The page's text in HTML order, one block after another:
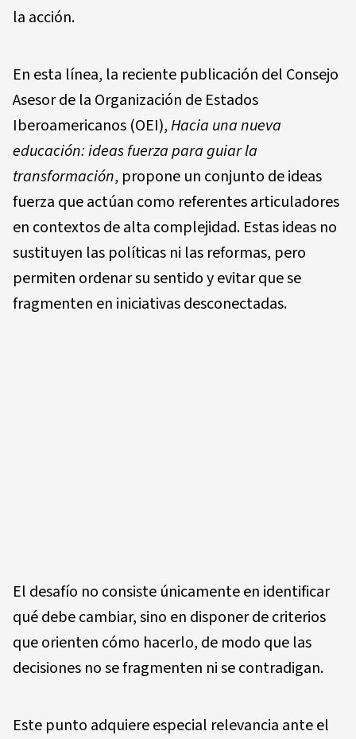
la acción.
En esta línea, la reciente publicación del Consejo
Asesor de la Organización de Estados
Iberoamericanos (OEI),Hacia una nueva
educación: ideas fuerza para guiar la
transformación, propone un conjunto de ideas
fuerza que actúan como referentes articuladores
en contextos de alta complejidad. Estas ideas no
sustituyen las políticas ni las reformas, pero
permiten ordenar su sentido y evitar que se
fragmenten en iniciativas desconectadas.
El desafío no consiste únicamente en identificar
qué debe cambiar, sino en disponer de criterios
que orienten cómo hacerlo, de modo que las
decisiones no se fragmenten ni se contradigan.
Este punto adquiere especial relevancia ante el